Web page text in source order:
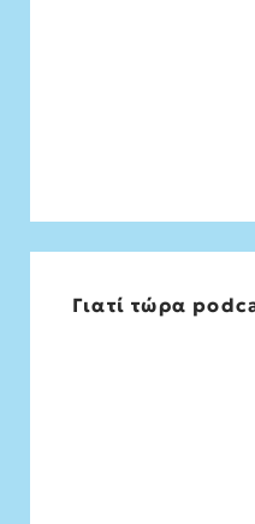
Γιατί τώρα
Επειδή η